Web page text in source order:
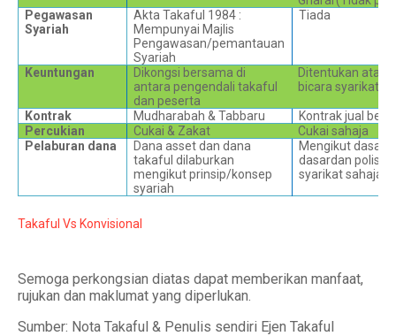
Pegawasan
Syariah
Akta Takaful 1984 :
Mempunyai Majlis
Pengawasan/pemantauan
Syariah
Tiada
Keuntungan
Dikongsi bersama di
antara pengendali takaful
dan peserta
Ditentukan atas
bicara syarikat
Kontrak Mudharabah & Tabbaru
Kontrak jual beli
Percukian
Cukai & Zakat
Cukai sahaja
Pelaburan dana
Dana asset dan dana
takaful dilaburkan
mengikut prinsip/konsep
syariah
Mengikut dasar-
dasardan polisi
syarikat sahaja
Takaful Vs Konvisional
Semoga perkongsian diatas dapat memberikan manfaat,
rujukan dan maklumat yang diperlukan.
Sumber: Nota Takaful & Penulis sendiri Ejen Takaful